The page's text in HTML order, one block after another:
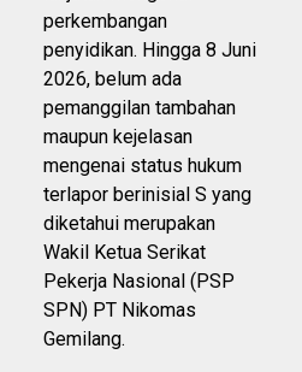
perkembangan
penyidikan. Hingga 8 Juni
2026, belum ada
pemanggilan tambahan
maupun kejelasan
mengenai status hukum
terlapor berinisial S yang
diketahui merupakan
Wakil Ketua Serikat
Pekerja Nasional (PSP
SPN) PT Nikomas
Gemilang.